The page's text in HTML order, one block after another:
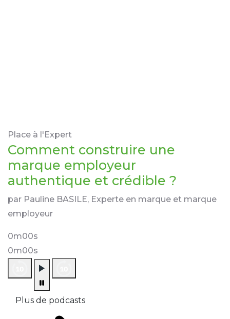
Place à l'Expert
Comment construire une
marque employeur
authentique et crédible ?
par Pauline BASILE, Experte en marque et marque
employeur
0m00s
0m00s
Plus de podcasts